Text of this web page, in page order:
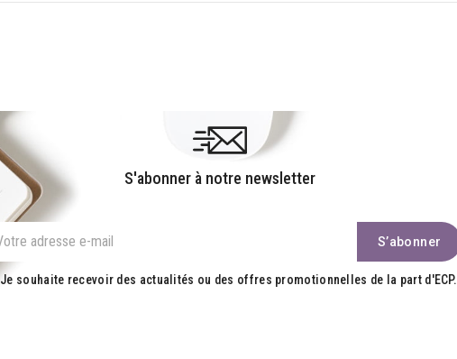
S'abonner à notre newsletter
Je souhaite recevoir des actualités ou des offres promotionnelles de la part d'ECP.